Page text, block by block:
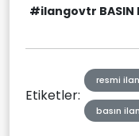
#ilangovtr BASIN
Etiketler:
resmi
basın